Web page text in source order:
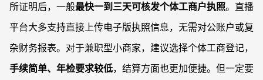
所证明后，一般最快一到三天可核发个体工商户执照。直播
平台大多支持直接上传电子版执照信息，无需对公账户或复
杂财务报表。对于兼职型小商家，建议选择个体工商登记，
手续简单、年检要求较低，结算方面也更加便捷。但一定要